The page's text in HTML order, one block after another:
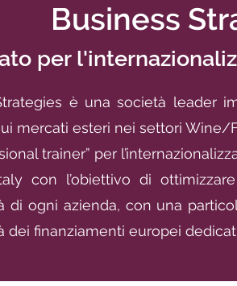
Business
per
è una società leader
mercati esteri nei settori Wine/
trainer” per
con l’obiettivo di
di ogni azienda, con una
dei finanziamenti europei